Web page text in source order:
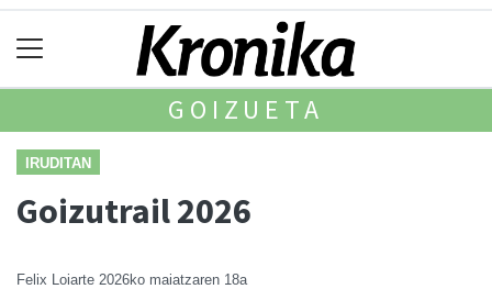
GOIZUETA
IRUDITAN
Goizutrail 2026
Felix Loiarte 2026ko maiatzaren 18a